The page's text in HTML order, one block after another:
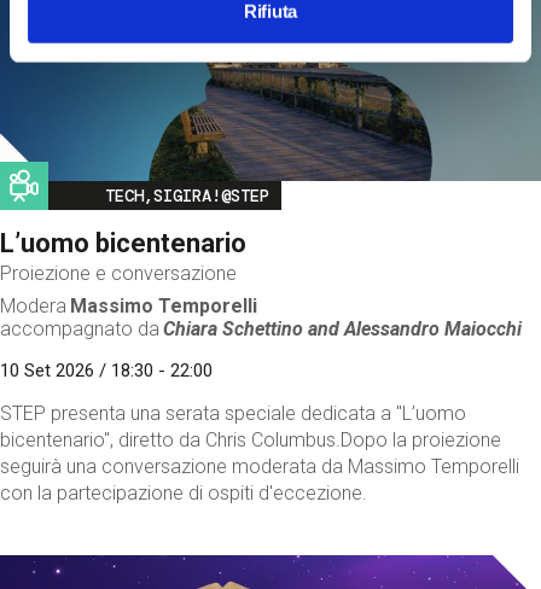
Rifiuta
Image
TECH,SIGIRA!@STEP
L’uomo bicentenario
Proiezione e conversazione
Modera Massimo Temporelli
accompagnato da Chiara Schettino andAlessandro Maiocchi
10 Set 2026 / 18:30 - 22:00
STEP presenta una serata speciale dedicata a "L’uomo
bicentenario", diretto da Chris Columbus.Dopo la proiezione
seguirà una conversazione moderata da Massimo Temporelli
con la partecipazione di ospiti d'eccezione.